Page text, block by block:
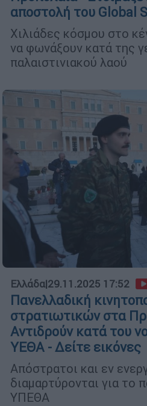
αποστολή του Global
Χιλιάδες κόσμου στο
να φωνάξουν κατά της
παλαιστινιακού λαού
Ελλάδα|29.11.2025 17:52
Πανελλαδική
στρατιωτικών στα
Αντιδρούν κατά του
ΥΕΘΑ - Δείτε εικόνες
Απόστρατοι και εν
διαμαρτύρονται για το
ΥΠΕΘΑ